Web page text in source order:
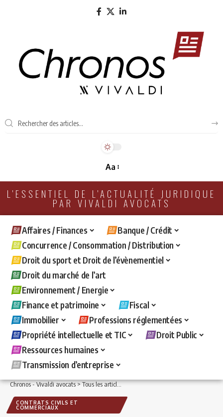
Aa
L'ESSENTIEL DE L'ACTUALITÉ JURIDIQUE
PAR VIVALDI AVOCATS
Affaires / Finances
Banque / Crédit
Concurrence / Consommation / Distribution
Droit du sport et Droit de l’évènementiel
Droit du marché de l’art
Environnement / Energie
Finance et patrimoine
Fiscal
Immobilier
Professions réglementées
Propriété intellectuelle et TIC
Droit Public
Ressources humaines
Transmission d’entreprise
Chronos - Vivaldi avocats>Tous les articles >Affaires / Finances>Contrats civils
CONTRATS CIVILS ET
COMMERCIAUX